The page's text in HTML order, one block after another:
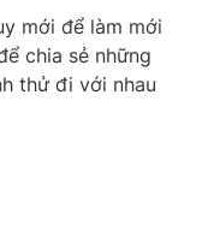
mới để làm mới
chia sẻ những
thử đi với nhau